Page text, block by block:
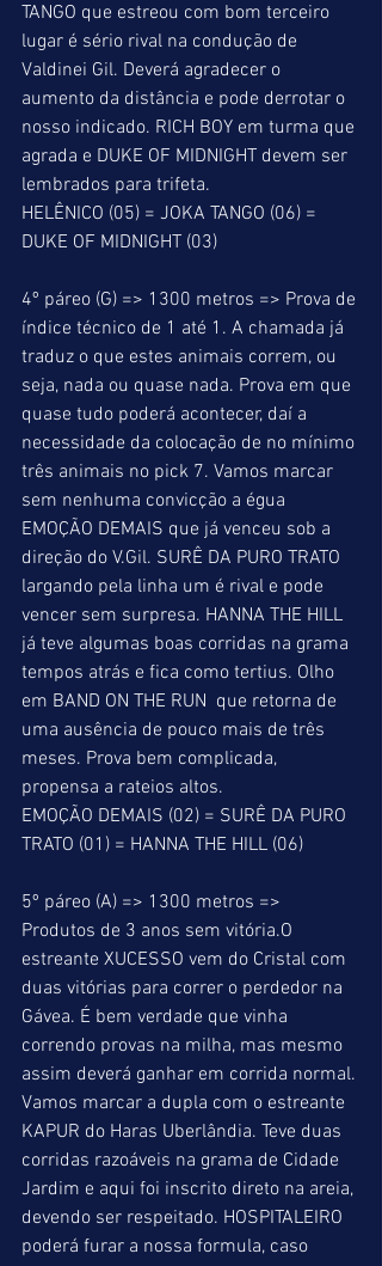
TANGO que estreou com bom terceiro
lugar é sério rival na condução de
Valdinei Gil. Deverá agradecer o
aumento da distância e pode derrotar o
nosso indicado. RICH BOY em turma que
agrada e DUKE OF MIDNIGHT devem ser
lembrados para trifeta.
HELÊNICO (05) = JOKA TANGO (06) =
DUKE OF MIDNIGHT (03)
4º páreo (G) => 1300 metros => Prova de
índice técnico de 1 até 1. A chamada já
traduz o que estes animais correm, ou
seja, nada ou quase nada. Prova em que
quase tudo poderá acontecer, daí a
necessidade da colocação de no mínimo
três animais no pick 7. Vamos marcar
sem nenhuma convicção a égua
EMOÇÃO DEMAIS que já venceu sob a
direção do V.Gil. SURÊ DA PURO TRATO
largando pela linha um é rival e pode
vencer sem surpresa. HANNA THE HILL
já teve algumas boas corridas na grama
tempos atrás e fica como tertius. Olho
em BAND ON THE RUN  que retorna de
uma ausência de pouco mais de três
meses. Prova bem complicada,
propensa a rateios altos.
EMOÇÃO DEMAIS (02) = SURÊ DA PURO
TRATO (01) = HANNA THE HILL (06)
5º páreo (A) => 1300 metros =>
Produtos de 3 anos sem vitória.O
estreante XUCESSO vem do Cristal com
duas vitórias para correr o perdedor na
Gávea. É bem verdade que vinha
correndo provas na milha, mas mesmo
assim deverá ganhar em corrida normal.
Vamos marcar a dupla com o estreante
KAPUR do Haras Uberlândia. Teve duas
corridas razoáveis na grama de Cidade
Jardim e aqui foi inscrito direto na areia,
devendo ser respeitado. HOSPITALEIRO
poderá furar a nossa formula, caso